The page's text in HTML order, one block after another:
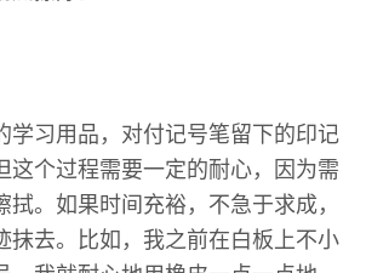
学习用品，对付记号笔留下的印记
这个过程需要一定的耐心，因为需
拭。如果时间充裕，不急于求成，
抹去。比如，我之前在白板上不小